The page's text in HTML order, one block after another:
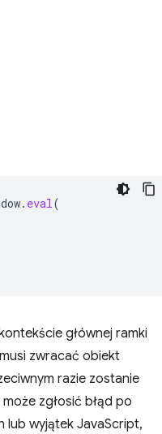
. eval(
głównej ramki
zwracać obiekt
razie zostanie
zgłosić błąd po
lub wyjątek JavaScript,